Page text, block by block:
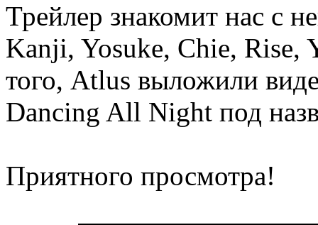
Трейлер знакомит нас с
Kanji, Yosuke, Chie, Rise,
того, Atlus выложили
Dancing All Night под
Приятного просмотра!